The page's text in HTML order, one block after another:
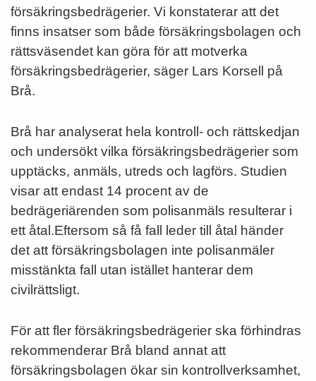
försäkringsbedrägerier. Vi konstaterar att det
finns insatser som både försäkringsbolagen och
rättsväsendet kan göra för att motverka
försäkringsbedrägerier, säger Lars Korsell på
Brå.
Brå har analyserat hela kontroll- och rättskedjan
och undersökt vilka försäkringsbedrägerier som
upptäcks, anmäls, utreds och lagförs. Studien
visar att endast 14 procent av de
bedrägeriärenden som polisanmäls resulterar i
ett åtal.Eftersom så få fall leder till åtal händer
det att försäkringsbolagen inte polisanmäler
misstänkta fall utan istället hanterar dem
civilrättsligt.
För att fler försäkringsbedrägerier ska förhindras
rekommenderar Brå bland annat att
försäkringsbolagen ökar sin kontrollverksamhet,